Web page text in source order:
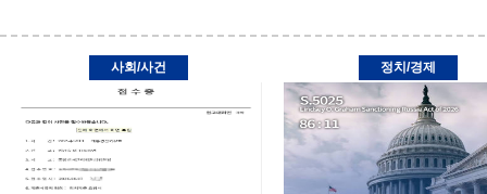
사회/사건 정치/경제